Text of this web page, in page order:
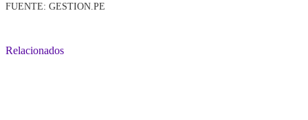
FUENTE: GESTION.PE
Relacionados